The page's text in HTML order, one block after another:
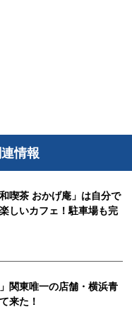
情報
喫茶 おかげ庵」は自分で
しいカフェ！駐車場も完
関東唯一の店舗・横浜青
来た！